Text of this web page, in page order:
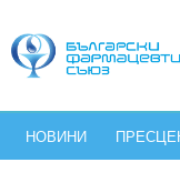
НОВИНИ